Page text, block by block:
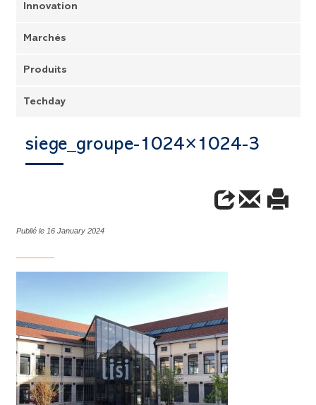
Innovation
Marchés
Produits
Techday
siege_groupe-1024×1024-3
Publié le 16 January 2024